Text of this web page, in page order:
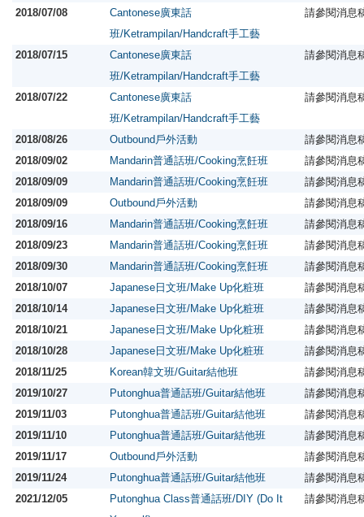
2018/07/08
Cantonese廣東話
班/Ketrampilan/Handcraft手工藝
請參閱消息
2018/07/15
Cantonese廣東話
班/Ketrampilan/Handcraft手工藝
請參閱消息
2018/07/22
Cantonese廣東話
班/Ketrampilan/Handcraft手工藝
請參閱消息
2018/08/26 Outbound戶外活動
請參閱消息
2018/09/02
Mandarin普通話班/Cooking烹飪班
請參閱消息
2018/09/09
Mandarin普通話班/Cooking烹飪班
請參閱消息
2018/09/09
Outbound戶外活動
請參閱消息
2018/09/16
Mandarin普通話班/Cooking烹飪班
請參閱消息
2018/09/23
Mandarin普通話班/Cooking烹飪班
請參閱消息
2018/09/30
Mandarin普通話班/Cooking烹飪班
請參閱消息
2018/10/07
Japanese日文班/Make Up化粧班
請參閱消息
2018/10/14
Japanese日文班/Make Up化粧班
請參閱消息
2018/10/21
Japanese日文班/Make Up化粧班
請參閱消息
2018/10/28
Japanese日文班/Make Up化粧班
請參閱消息
2018/11/25
Korean韓文班/Guitar結他班
請參閱消息
2019/10/27
Putonghua普通話班/Guitar結他班
請參閱消息
2019/11/03
Putonghua普通話班/Guitar結他班
請參閱消息
2019/11/10
Putonghua普通話班/Guitar結他班
請參閱消息
2019/11/17
Outbound戶外活動
請參閱消息
2019/11/24
Putonghua普通話班/Guitar結他班
請參閱消息
2021/12/05
Putonghua Class普通話班/DIY (Do It
請參閱消息